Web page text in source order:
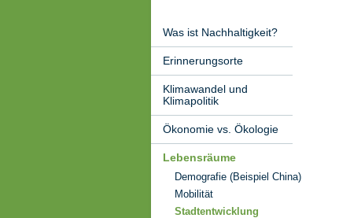
Was ist Nachhaltigkeit?
Erinnerungsorte
Klimawandel und
Klimapolitik
Ökonomie vs. Ökologie
Lebensräume
Demografie (Beispiel China)
Mobilität
Stadtentwicklung